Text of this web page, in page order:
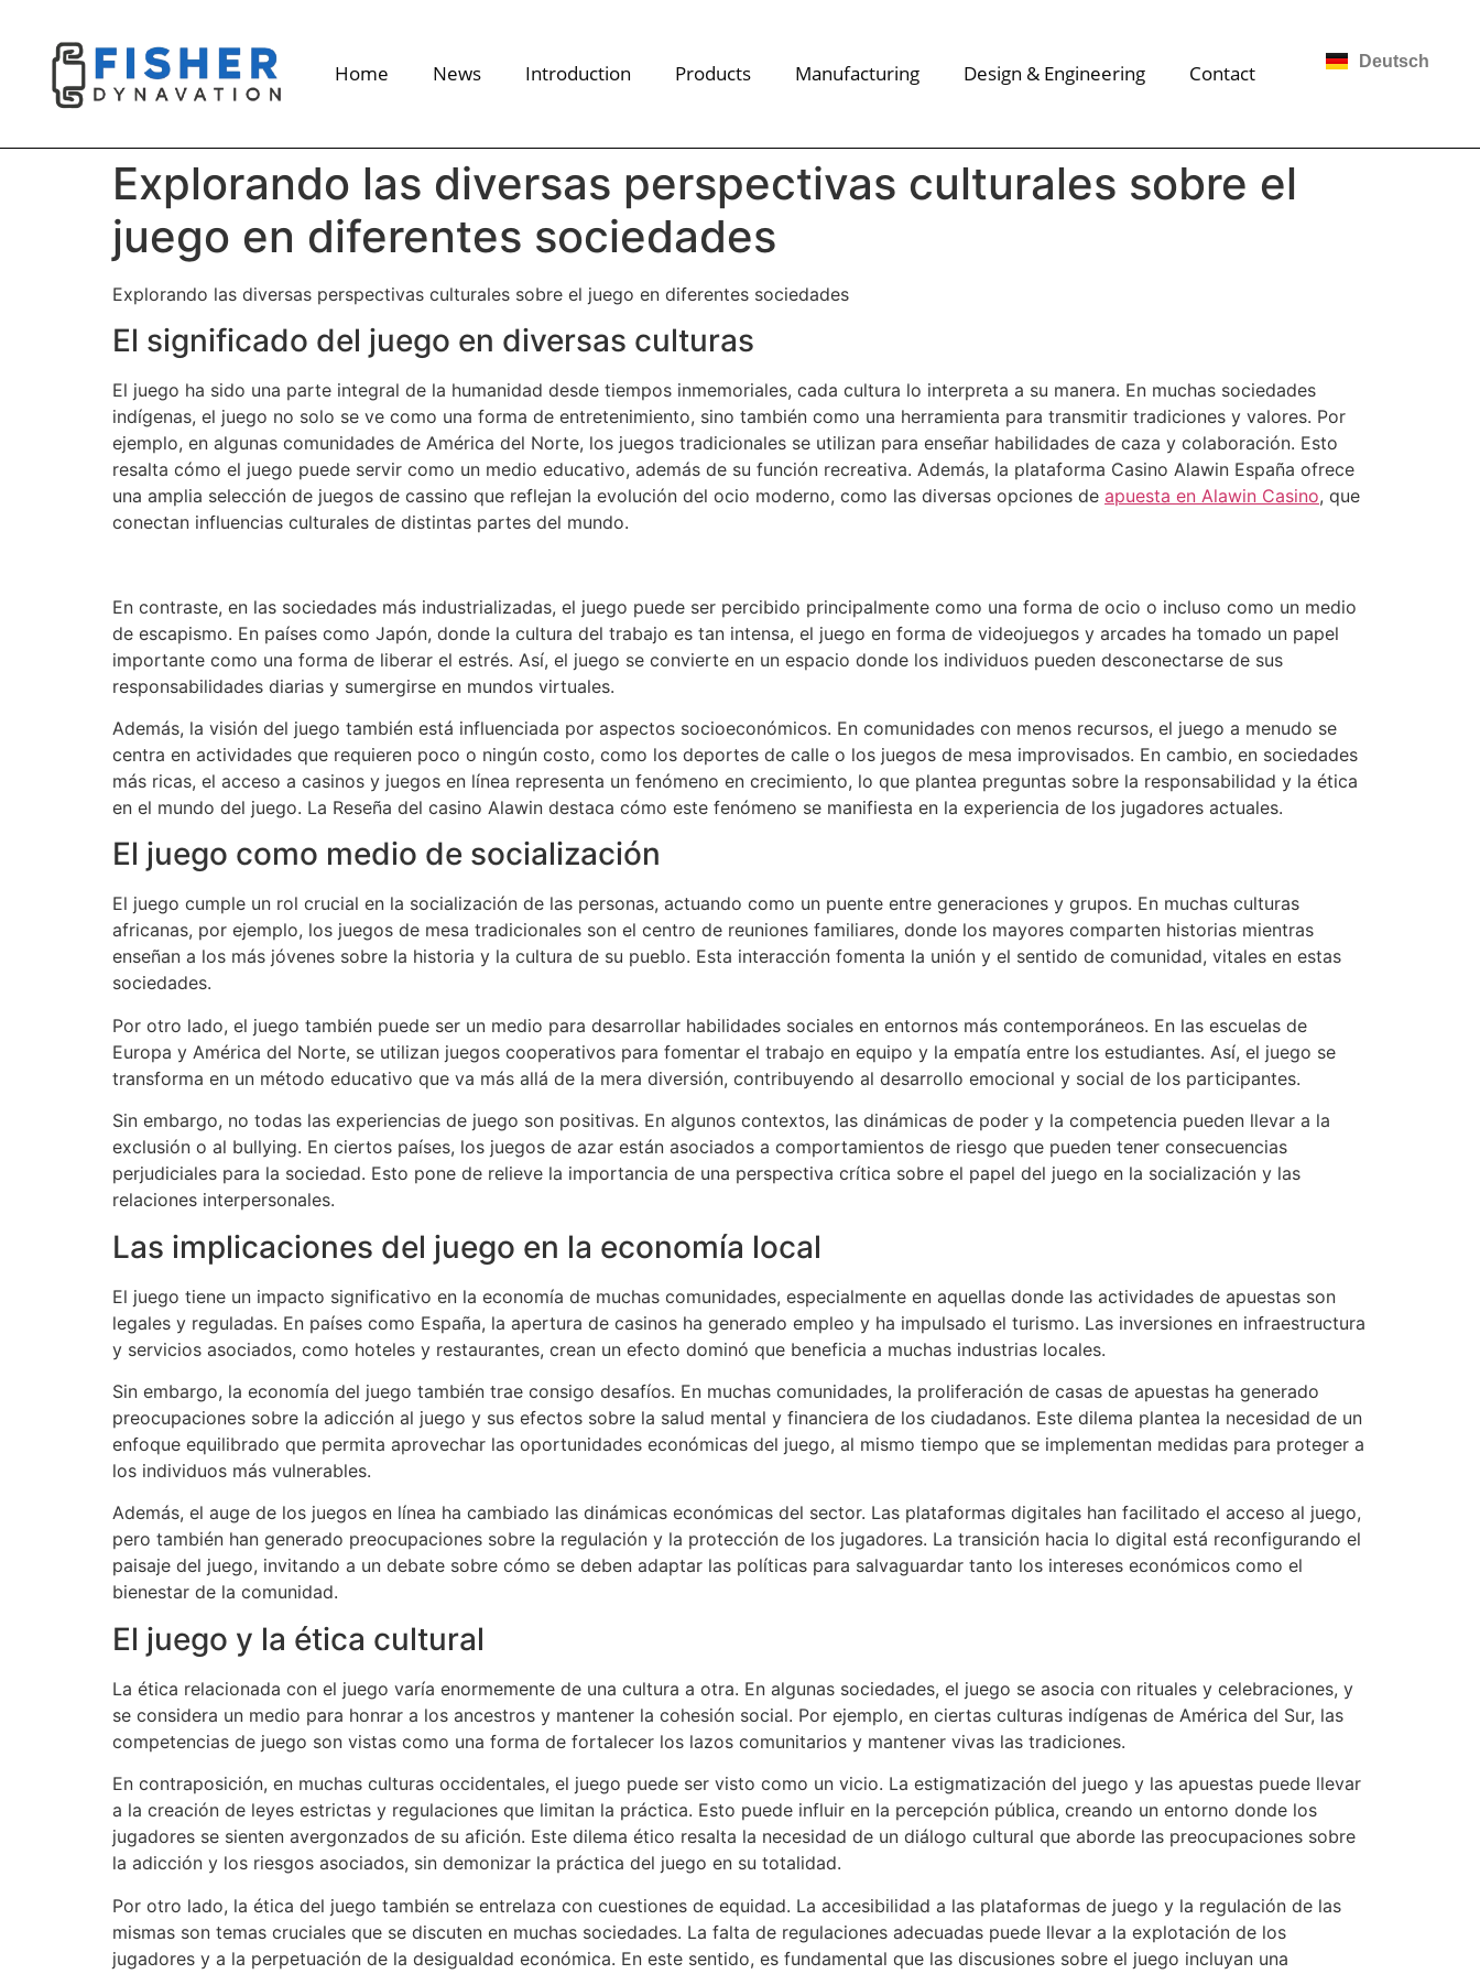
Deutsch
Home News Introduction Products Manufacturing Design & Engineering Contact
Explorando las diversas perspectivas culturales sobre el
juego en diferentes sociedades
Explorando las diversas perspectivas culturales sobre el juego en diferentes sociedades
El significado del juego en diversas culturas
El juego ha sido una parte integral de la humanidad desde tiempos inmemoriales, cada cultura lo interpreta a su manera. En muchas sociedades
indígenas, el juego no solo se ve como una forma de entretenimiento, sino también como una herramienta para transmitir tradiciones y valores. Por
ejemplo, en algunas comunidades de América del Norte, los juegos tradicionales se utilizan para enseñar habilidades de caza y colaboración. Esto
resalta cómo el juego puede servir como un medio educativo, además de su función recreativa. Además, la plataforma Casino Alawin España ofrece
una amplia selección de juegos de cassino que reflejan la evolución del ocio moderno, como las diversas opciones de apuesta en Alawin Casino, que
conectan influencias culturales de distintas partes del mundo.
En contraste, en las sociedades más industrializadas, el juego puede ser percibido principalmente como una forma de ocio o incluso como un medio
de escapismo. En países como Japón, donde la cultura del trabajo es tan intensa, el juego en forma de videojuegos y arcades ha tomado un papel
importante como una forma de liberar el estrés. Así, el juego se convierte en un espacio donde los individuos pueden desconectarse de sus
responsabilidades diarias y sumergirse en mundos virtuales.
Además, la visión del juego también está influenciada por aspectos socioeconómicos. En comunidades con menos recursos, el juego a menudo se
centra en actividades que requieren poco o ningún costo, como los deportes de calle o los juegos de mesa improvisados. En cambio, en sociedades
más ricas, el acceso a casinos y juegos en línea representa un fenómeno en crecimiento, lo que plantea preguntas sobre la responsabilidad y la ética
en el mundo del juego. La Reseña del casino Alawin destaca cómo este fenómeno se manifiesta en la experiencia de los jugadores actuales.
El juego como medio de socialización
El juego cumple un rol crucial en la socialización de las personas, actuando como un puente entre generaciones y grupos. En muchas culturas
africanas, por ejemplo, los juegos de mesa tradicionales son el centro de reuniones familiares, donde los mayores comparten historias mientras
enseñan a los más jóvenes sobre la historia y la cultura de su pueblo. Esta interacción fomenta la unión y el sentido de comunidad, vitales en estas
sociedades.
Por otro lado, el juego también puede ser un medio para desarrollar habilidades sociales en entornos más contemporáneos. En las escuelas de
Europa y América del Norte, se utilizan juegos cooperativos para fomentar el trabajo en equipo y la empatía entre los estudiantes. Así, el juego se
transforma en un método educativo que va más allá de la mera diversión, contribuyendo al desarrollo emocional y social de los participantes.
Sin embargo, no todas las experiencias de juego son positivas. En algunos contextos, las dinámicas de poder y la competencia pueden llevar a la
exclusión o al bullying. En ciertos países, los juegos de azar están asociados a comportamientos de riesgo que pueden tener consecuencias
perjudiciales para la sociedad. Esto pone de relieve la importancia de una perspectiva crítica sobre el papel del juego en la socialización y las
relaciones interpersonales.
Las implicaciones del juego en la economía local
El juego tiene un impacto significativo en la economía de muchas comunidades, especialmente en aquellas donde las actividades de apuestas son
legales y reguladas. En países como España, la apertura de casinos ha generado empleo y ha impulsado el turismo. Las inversiones en infraestructura
y servicios asociados, como hoteles y restaurantes, crean un efecto dominó que beneficia a muchas industrias locales.
Sin embargo, la economía del juego también trae consigo desafíos. En muchas comunidades, la proliferación de casas de apuestas ha generado
preocupaciones sobre la adicción al juego y sus efectos sobre la salud mental y financiera de los ciudadanos. Este dilema plantea la necesidad de un
enfoque equilibrado que permita aprovechar las oportunidades económicas del juego, al mismo tiempo que se implementan medidas para proteger a
los individuos más vulnerables.
Además, el auge de los juegos en línea ha cambiado las dinámicas económicas del sector. Las plataformas digitales han facilitado el acceso al juego,
pero también han generado preocupaciones sobre la regulación y la protección de los jugadores. La transición hacia lo digital está reconfigurando el
paisaje del juego, invitando a un debate sobre cómo se deben adaptar las políticas para salvaguardar tanto los intereses económicos como el
bienestar de la comunidad.
El juego y la ética cultural
La ética relacionada con el juego varía enormemente de una cultura a otra. En algunas sociedades, el juego se asocia con rituales y celebraciones, y
se considera un medio para honrar a los ancestros y mantener la cohesión social. Por ejemplo, en ciertas culturas indígenas de América del Sur, las
competencias de juego son vistas como una forma de fortalecer los lazos comunitarios y mantener vivas las tradiciones.
En contraposición, en muchas culturas occidentales, el juego puede ser visto como un vicio. La estigmatización del juego y las apuestas puede llevar
a la creación de leyes estrictas y regulaciones que limitan la práctica. Esto puede influir en la percepción pública, creando un entorno donde los
jugadores se sienten avergonzados de su afición. Este dilema ético resalta la necesidad de un diálogo cultural que aborde las preocupaciones sobre
la adicción y los riesgos asociados, sin demonizar la práctica del juego en su totalidad.
Por otro lado, la ética del juego también se entrelaza con cuestiones de equidad. La accesibilidad a las plataformas de juego y la regulación de las
mismas son temas cruciales que se discuten en muchas sociedades. La falta de regulaciones adecuadas puede llevar a la explotación de los
jugadores y a la perpetuación de la desigualdad económica. En este sentido, es fundamental que las discusiones sobre el juego incluyan una